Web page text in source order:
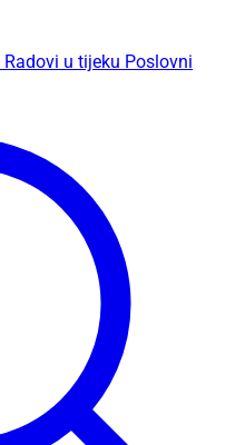
Radovi u tijeku Poslovni